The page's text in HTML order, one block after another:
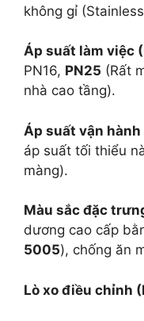
không gỉ
Áp suất làm việc
PN16, PN25 (Rất
nhà cao tầng).
Áp suất vận
áp suất tối thiểu
màng).
Màu sắc đặc
dương cao cấp
5005), chống ăn
Lò xo điều chỉnh